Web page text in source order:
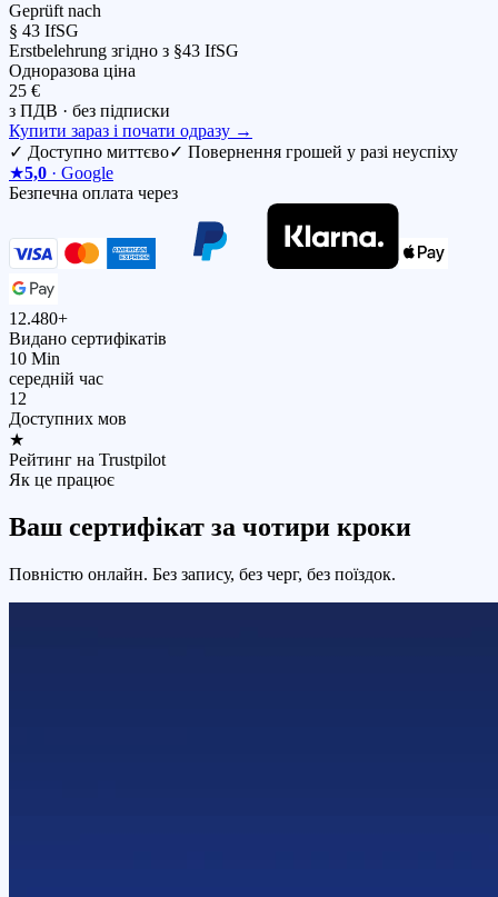
Geprüft nach
§ 43 IfSG
Erstbelehrung згідно з §43 IfSG
Одноразова ціна
25 €
з ПДВ · без підписки
Купити зараз і почати одразу →
✓ Доступно миттєво✓ Повернення грошей у разі неуспіху
★5,0 · Google
Безпечна оплата через
12.480+
Видано сертифікатів
10 Min
середній час
12
Доступних мов
★
Рейтинг на Trustpilot
Як це працює
Ваш сертифікат за чотири кроки
Повністю онлайн. Без запису, без черг, без поїздок.